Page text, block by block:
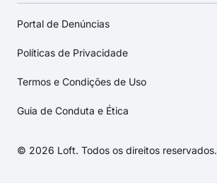
Portal de Denúncias
Políticas de Privacidade
Termos e Condições de Uso
Guia de Conduta e Ética
© 2026 Loft. Todos os direitos reservados.